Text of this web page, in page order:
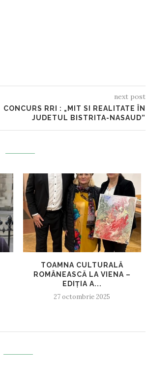
next post
CONCURS RRI : „MIT SI REALITATE ÎN
JUDETUL BISTRITA-NASAUD”
TOAMNA CULTURALĂ
ROMÂNEASCĂ LA VIENA –
EDIȚIA A...
27 octombrie 2025